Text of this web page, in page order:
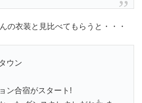
の衣装と見比べてもらうと・・・
ウン
ン合宿がスタート!